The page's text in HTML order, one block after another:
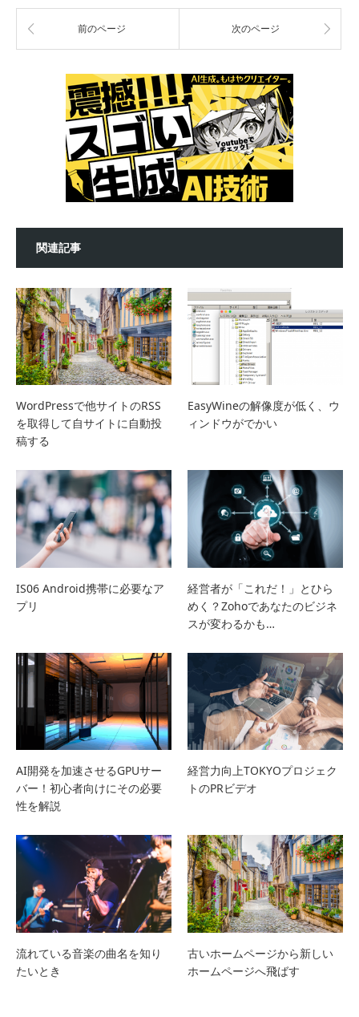
前のページ 次のページ
関連記事
WordPressで他サイトのRSS
を取得して自サイトに自動投
稿する
EasyWineの解像度が低く、ウ
ィンドウがでかい
IS06 Android携帯に必要なア
プリ
経営者が「これだ！」とひら
めく？Zohoであなたのビジネ
スが変わるかも…
AI開発を加速させるGPUサー
バー！初心者向けにその必要
性を解説
経営力向上TOKYOプロジェク
トのPRビデオ
流れている音楽の曲名を知り
たいとき
古いホームページから新しい
ホームページへ飛ばす